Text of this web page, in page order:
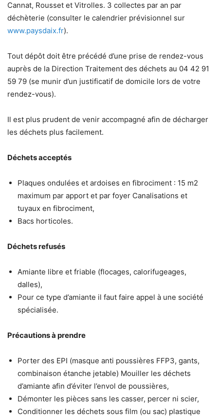
Cannat, Rousset et Vitrolles. 3 collectes par an par
déchèterie (consulter le calendrier prévisionnel sur
www.paysdaix.fr).
Tout dépôt doit être précédé d’une prise de rendez-vous
auprès de la Direction Traitement des déchets au 04 42 91
59 79 (se munir d’un justificatif de domicile lors de votre
rendez-vous).
Il est plus prudent de venir accompagné afin de décharger
les déchets plus facilement.
Déchets acceptés
Plaques ondulées et ardoises en fibrociment : 15 m2
maximum par apport et par foyer Canalisations et
tuyaux en fibrociment,
Bacs horticoles.
Déchets refusés
Amiante libre et friable (flocages, calorifugeages,
dalles),
Pour ce type d’amiante il faut faire appel à une société
spécialisée.
Précautions à prendre
Porter des EPI (masque anti poussières FFP3, gants,
combinaison étanche jetable) Mouiller les déchets
d’amiante afin d’éviter l’envol de poussières,
Démonter les pièces sans les casser, percer ni scier,
Conditionner les déchets sous film (ou sac) plastique